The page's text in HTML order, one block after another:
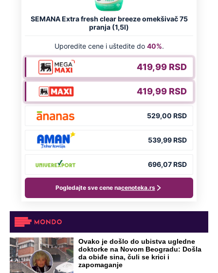
Ovako je došlo do ubistva ugledne
doktorke na Novom Beogradu: Došla
da obiđe sina, čuli se krici i
zapomaganje